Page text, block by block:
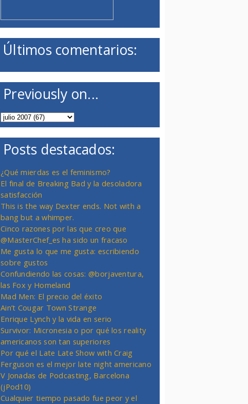
Últimos comentarios:
Previously on...
Posts destacados:
¿Qué mierdas es el feminismo?
El final de Breaking Bad y la desoladora
satisfacción
This is the way Dexter ends. Not with a
bang but a whimper.
Cinco razones por las que creo que
@MasterChef_es ha sido un fracaso
Me gusta lo que me gusta: escribiendo
sobre gustos
Confundiendo las cosas: @borjaventura,
las Fox y Homeland
Mad Men: El precio del éxito
Ain’t Cougar Town Strange
Enrique Lynch y la vida en serio
Survivor: Micronesia o por qué los reality
americanos son tan superiores
Por qué el Late Late Show with Craig
Ferguson es el mejor late night americano
V Jonadas de Podcasting, Barcelona
(jPod10)
Cualquier tiempo pasado fue peor y el